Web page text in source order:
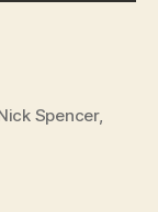
Spencer,